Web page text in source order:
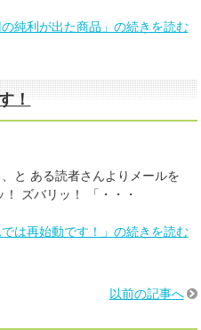
の純利が出た商品」の続きを読む
！
と ある読者さんよりメールを
ズバリッ！ 「・・・
では再始動です！」の続きを読む
以前の記事へ